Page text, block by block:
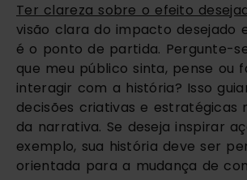
Ter clareza sobre o efeito
visão clara do impacto desejado
é o ponto de partida. Pergunte-
que meu público sinta, pense ou
interagir com a história? Isso
decisões criativas e estratégicas
da narrativa. Se deseja inspirar
exemplo, sua história deve ser
orientada para a mudança de